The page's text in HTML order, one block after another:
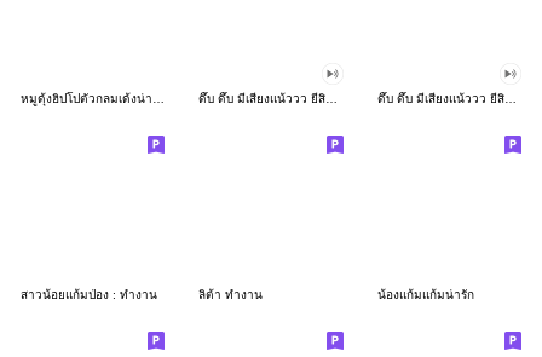
หมูดุ้งฮิปโปตัวกลมเด้งน่ารัก ดึ๊บ ดึ๊บ มีเสียงแน้ววว ยี่สิบเจ็ด ดึ๊บ ดึ๊บ มีเสียงแน้ววว ยี่สิบหก
สาวน้อยแก้มป่อง : ทำงาน ลิต้า ทำงาน น้องแก้มแก้มน่ารัก